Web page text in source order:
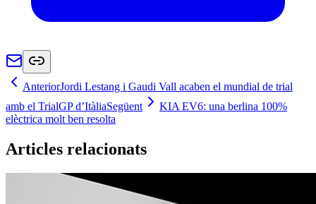
AnteriorJordi Lestang i Gaudi Vall acaben el mundial de trial
amb el TrialGP d’ItàliaSegüent
KIA EV6: una berlina 100%
elèctrica molt ben resolta
Articles relacionats